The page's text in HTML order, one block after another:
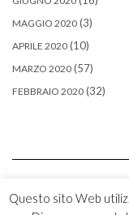
MAGGIO 2020 (3)
APRILE 2020 (10)
MARZO 2020 (57)
FEBBRAIO 2020 (32)
Questo sito Web